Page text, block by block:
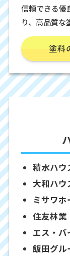
信頼できる優
り、高品質な
塗料
積水ハウ
大和ハウ
ミサワホ
住友林業
エス・
飯田グル